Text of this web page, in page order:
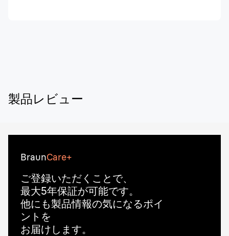
製品レビュー
BraunCare+
ご登録いただくことで、
最大5年保証が可能です。
他にも製品情報の気になるポイ
ントを
お届けします。